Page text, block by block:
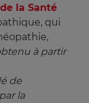
de la Santé
qui
à partir
de
la